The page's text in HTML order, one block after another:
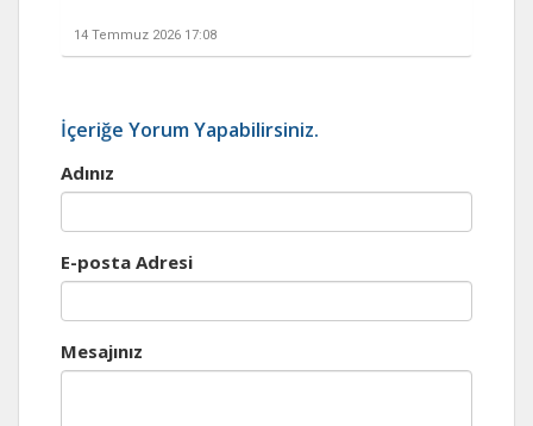
14 Temmuz 2026 17:08
İçeriğe Yorum Yapabilirsiniz.
Adınız
E-posta Adresi
Mesajınız